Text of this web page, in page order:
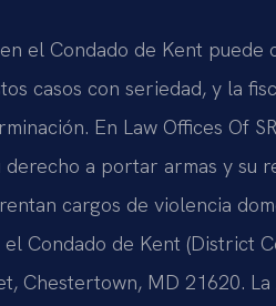
el Condado de Kent puede
casos con seriedad, y la
En Law Offices Of
a portar armas y su
cargos de violencia
Condado de Kent (District
Chestertown, MD 21620. La